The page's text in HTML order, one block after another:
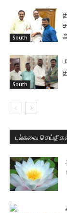
South
South
பல்சுவை